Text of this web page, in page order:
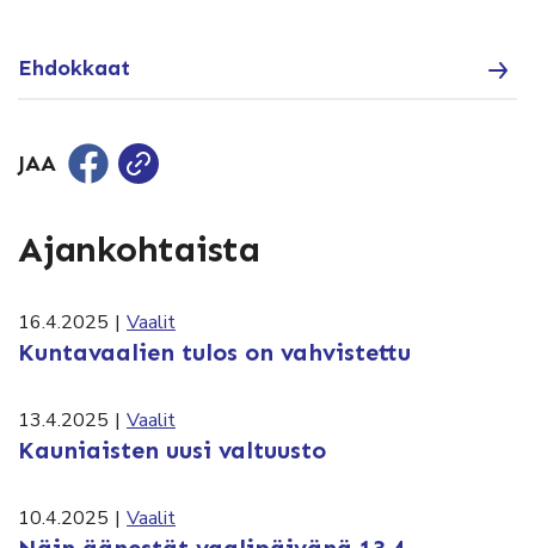
Ehdokkaat
JAA
Ajankohtaista
16.4.2025 | Vaalit
Kuntavaalien tulos on vahvistettu
13.4.2025 | Vaalit
Kauniaisten uusi valtuusto
10.4.2025 | Vaalit